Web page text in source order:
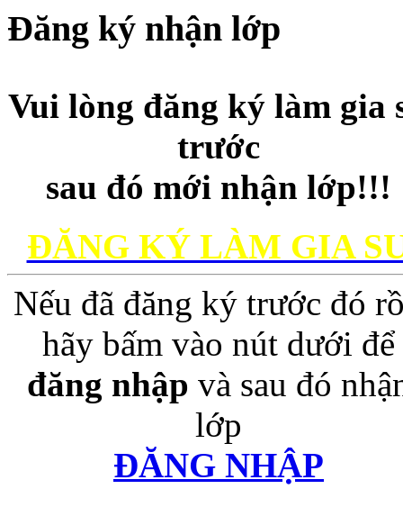
Đăng ký nhận lớp
Vui lòng đăng ký làm gia
trước
sau đó mới nhận lớp!!!
ĐĂNG KÝ LÀM GIA
Nếu đã đăng ký trước đó
hãy bấm vào nút dưới để
đăng nhập và sau đó
lớp
ĐĂNG NHẬP